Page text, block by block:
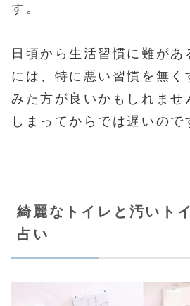
す。
日頃から生活習慣に難があ
には、特に悪い習慣を無く
みた方が良いかもしれませ
しまってからでは遅いので
綺麗なトイレと汚いト
占い